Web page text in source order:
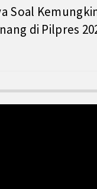
Soal
di Pilpres